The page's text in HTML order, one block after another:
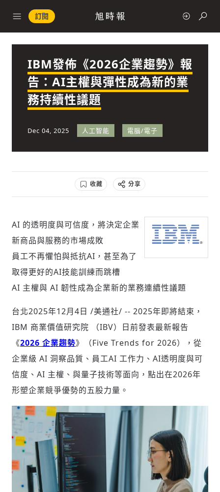
訂閱
快速連結
政治
經濟
科技
社會
人文
IBM發佈《2026企業趨勢》報
告：AI主權與彈性成為新的業
務持續性議題
Dec 04, 2025 人工智能 電腦/電子
收藏 分享
AI 的透明度與可信度，將決定企業
新商品與服務的市場成敗
員工不再懼怕與抵抗AI，甚至為了
取得更好的AI技能訓練而跳槽
AI 主權與 AI 韌性成為企業新的業務連續性議題
台北2025年12月4日 /美通社/ -- 2025年即將結束，
IBM 商業價值研究院 （IBV）日前發表最新報告
《2026 企業趨勢》（Five Trends for 2026），從
企業級 AI 洞察品質、員工AI 工作力、AI透明度與可
信度、AI 主權、與量子技術等面向，點出在2026年
形塑企業競爭優勢的五股力量。